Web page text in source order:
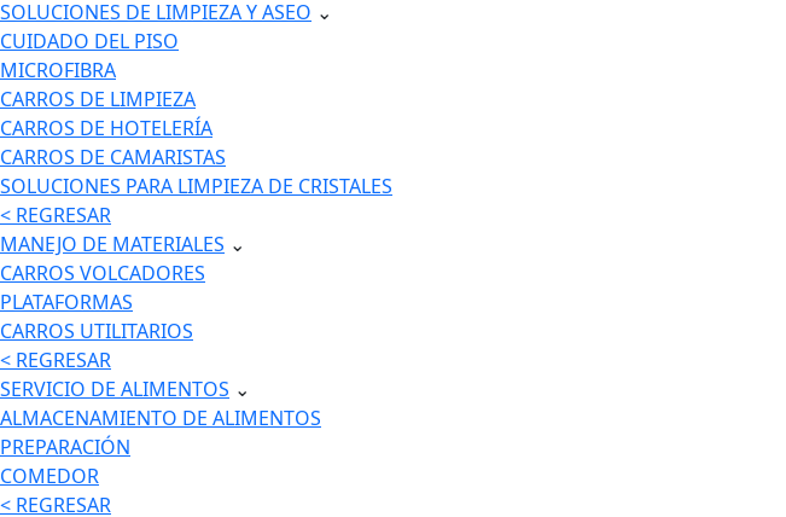
SOLUCIONES DE LIMPIEZA Y ASEO ⌄
CUIDADO DEL PISO
MICROFIBRA
CARROS DE LIMPIEZA
CARROS DE HOTELERÍA
CARROS DE CAMARISTAS
SOLUCIONES PARA LIMPIEZA DE CRISTALES
< REGRESAR
MANEJO DE MATERIALES ⌄
CARROS VOLCADORES
PLATAFORMAS
CARROS UTILITARIOS
< REGRESAR
SERVICIO DE ALIMENTOS ⌄
ALMACENAMIENTO DE ALIMENTOS
PREPARACIÓN
COMEDOR
< REGRESAR